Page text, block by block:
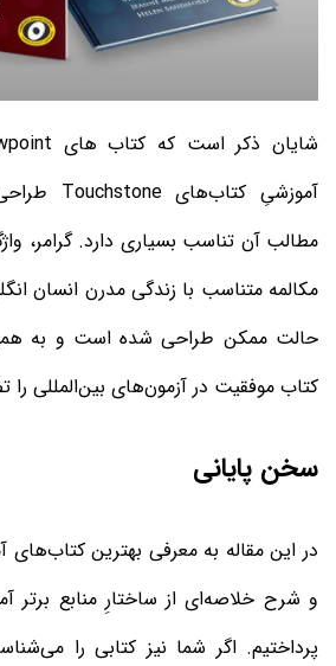
شایان ذکر است که کتاب های
آموزشیِ کتاب‌هایTouchstone
مطالب آن تناسب بسیاری دارد. گرامر،
مکالمه متناسب با زندگی مدرن انسان
حالت ممکن طراحی شده است و به
کتاب موفقیت در آزمون‌های بین‌المللی
سخن پایانی
در این مقاله به معرفی بهترین کتاب‌های
و شرح خلاصه‌ای از ساختارِ منابع برتر
پرداختیم. اگر شما نیز کتابی را